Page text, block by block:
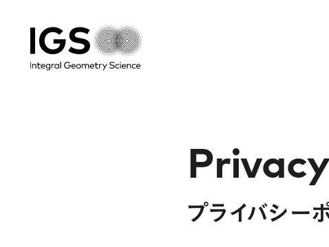
プライバシー